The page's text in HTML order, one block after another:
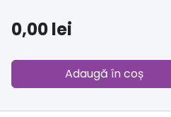
0,00lei
Adaugă în coș